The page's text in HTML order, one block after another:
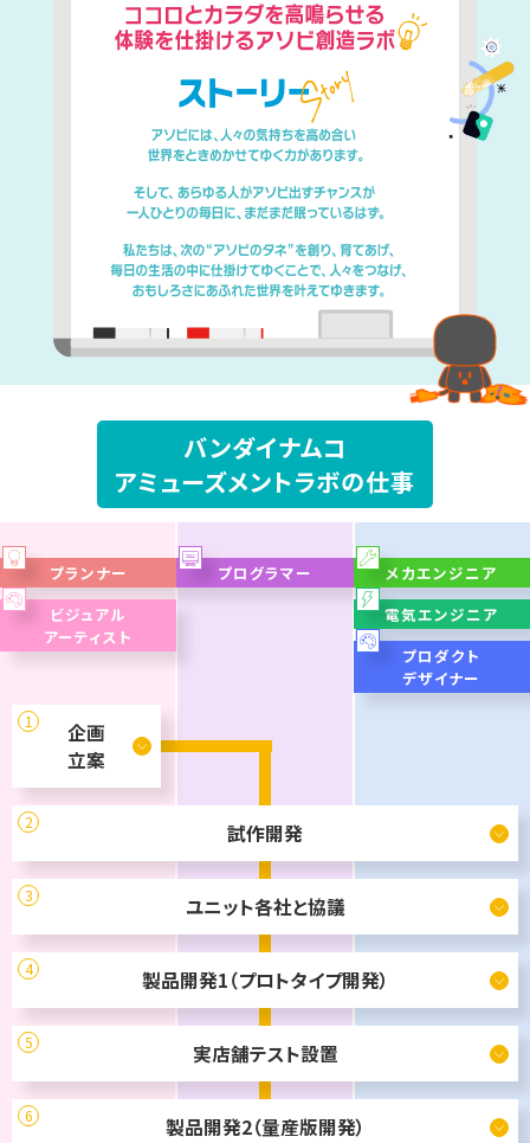
バンダイナムコ
アミューズメントラボの仕事
プランナー
ビジュアル
アーティスト
プログラマー
メカエンジニア
電気エンジニア
プロダクト
デザイナー
1
企画
立案
2 試作開発
3 ユニット各社と協議
4 製品開発1（プロトタイプ開発）
5 実店舗テスト設置
6 製品開発2（量産版開発）